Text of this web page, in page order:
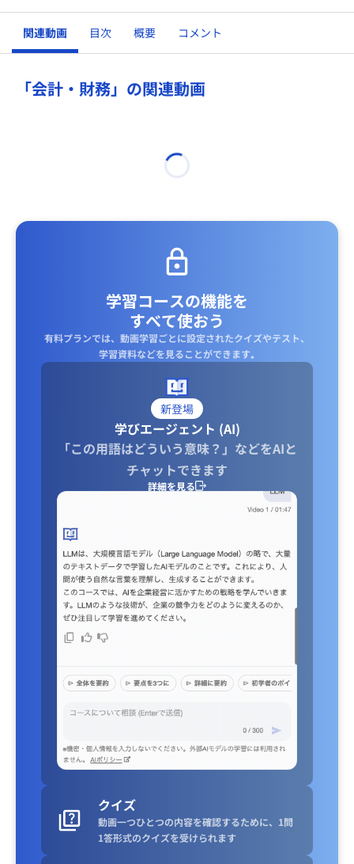
関連動画 目次 概要 コメント
「会計・財務」の関連動画
学習コースの機能を
すべて使おう
有料プランでは、動画学習ごとに設定されたクイズやテスト、
学習資料などを見ることができます｡
新登場
学びエージェント (AI)
「この用語はどういう意味？」などをAIと
チャットできます
詳細を見る
クイズ
動画一つひとつの内容を確認するために、1問
1答形式のクイズを受けられます